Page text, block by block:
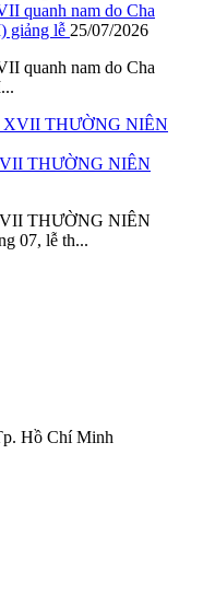
quanh nam do Cha
giảng lễ 25/07/2026
quanh nam do Cha
THƯỜNG NIÊN
THƯỜNG NIÊN
07, lễ th...
Hồ Chí Minh